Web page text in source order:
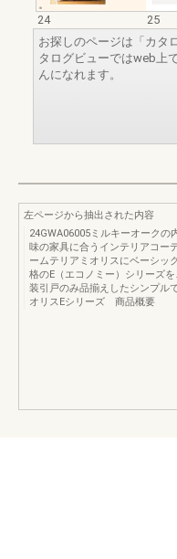
24
25
お探しのページは「カタ
タログビューではweb上
んになれます。
左ページから抽出された内容
24GWA06005ミルキーオークの
味の家具に合うインテリアコー
ームテリアミオリスにベーシッ
格のE（エコノミー）シリーズ
装引戸のみ品揃えしたシンプル
オリスEシリーズ 商品概要